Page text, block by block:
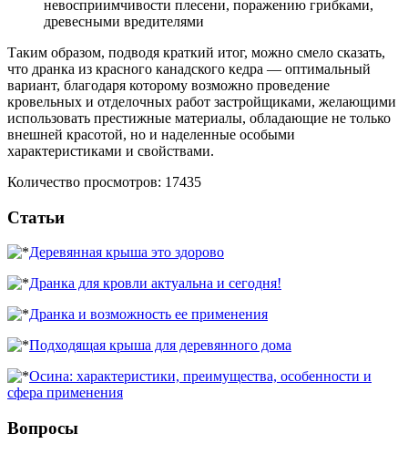
невосприимчивости плесени, поражению грибками,
древесными вредителями
Таким образом, подводя краткий итог, можно смело сказать,
что дранка из красного канадского кедра — оптимальный
вариант, благодаря которому возможно проведение
кровельных и отделочных работ застройщиками, желающими
использовать престижные материалы, обладающие не только
внешней красотой, но и наделенные особыми
характеристиками и свойствами.
Количество просмотров: 17435
Статьи
Деревянная крыша это здорово
Дранка для кровли актуальна и сегодня!
Дранка и возможность ее применения
Подходящая крыша для деревянного дома
Осина: характеристики, преимущества, особенности и
сфера применения
Вопросы